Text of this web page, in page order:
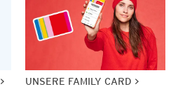
UNSERE FAMILY CARD